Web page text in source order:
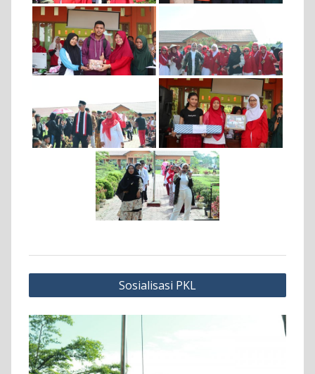
Navigasi
pos
Sosialisasi PKL